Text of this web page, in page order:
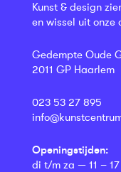
Kunst & design
en wissel uit onze
Gedempte Oude
2011 GP Haarlem
023 53 27 895
Openingstijden:
di t/m za — 11 –